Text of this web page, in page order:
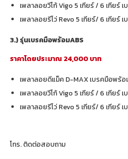
เพลาลอยวีโก้ Vigo 5 เกียร์ / 6 เกียร์ เ
เพลาลอยรีโว่ Revo 5 เกียร์/ 6 เกียร์ เ
3.) รุ่นเบรคมือพร้อมABS
ราคาโดยประมาณ 24,000 บาท
เพลาลอยดีแม็ค D-MAX เบรคมือพร้อ
เพลาลอยวีโก้ Vigo 5 เกียร์ / 6 เกียร์
เพลาลอยรีโว่ Revo 5 เกียร์/ 6 เกียร์
โทร. ติดต่อสอบถาม​